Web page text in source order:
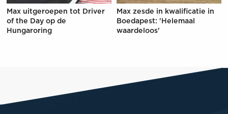
Max uitgeroepen tot Driver
of the Day op de
Hungaroring
Max zesde in kwalificatie in
Boedapest: 'Helemaal
waardeloos'